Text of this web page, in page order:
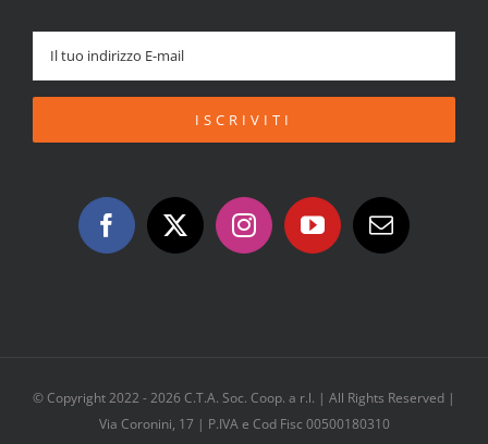
© Copyright 2022 -2026 C.T.A. Soc. Coop. a r.l. | All Rights Reserved |
Via Coronini, 17 | P.IVA e Cod Fisc 00500180310